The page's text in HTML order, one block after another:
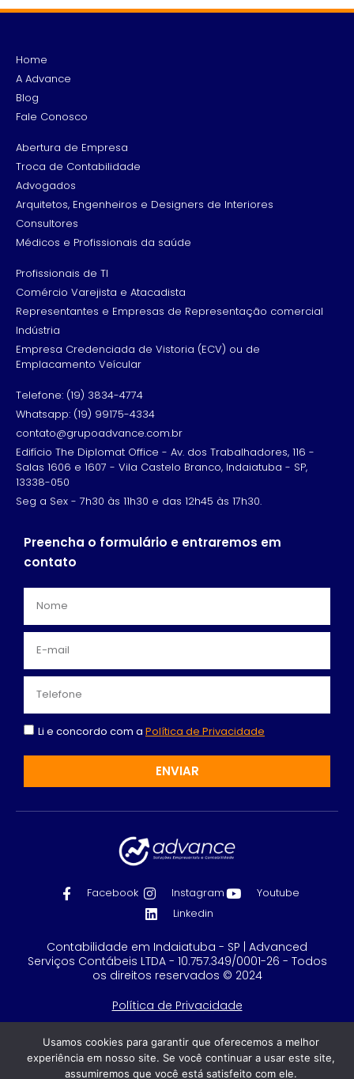
Home
A Advance
Blog
Fale Conosco
Abertura de Empresa
Troca de Contabilidade
Advogados
Arquitetos, Engenheiros e Designers de Interiores
Consultores
Médicos e Profissionais da saúde
Profissionais de TI
Comércio Varejista e Atacadista
Representantes e Empresas de Representação comercial
Indústria
Empresa Credenciada de Vistoria (ECV) ou de
Emplacamento Veícular
Telefone: (19) 3834-4774
Whatsapp: (19) 99175-4334
contato@grupoadvance.com.br
Edifício The Diplomat Office - Av. dos Trabalhadores, 116 -
Salas 1606 e 1607 - Vila Castelo Branco, Indaiatuba - SP,
13338-050
Seg a Sex - 7h30 às 11h30 e das 12h45 às 17h30.
Preencha o formulário e entraremos em
contato
Li e concordo com a Política de Privacidade
ENVIAR
Facebook Instagram
Youtube
Linkedin
Contabilidade em Indaiatuba - SP | Advanced
Serviços Contábeis LTDA - 10.757.349/0001-26 - Todos
os direitos reservados © 2024
Política de Privacidade
Feito com
por GRUPO DPG
Usamos cookies para garantir que oferecemos a melhor
experiência em nosso site. Se você continuar a usar este site,
assumiremos que você está satisfeito com ele.